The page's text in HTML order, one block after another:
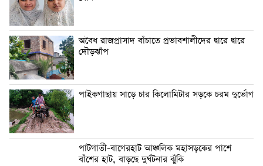
অবৈধ রাজপ্রাসাদ বাঁচাতে প্রভাবশালীদের দ্বারে দ্বারে
দৌড়ঝাঁপ
পাইকগাছায় সাড়ে চার কিলোমিটার সড়কে চরম দুর্ভোগ
পাটগাতী-বাগেরহাট আঞ্চলিক মহাসড়কের পাশে
বাঁশের হাট, বাড়ছে দুর্ঘটনার ঝুঁকি